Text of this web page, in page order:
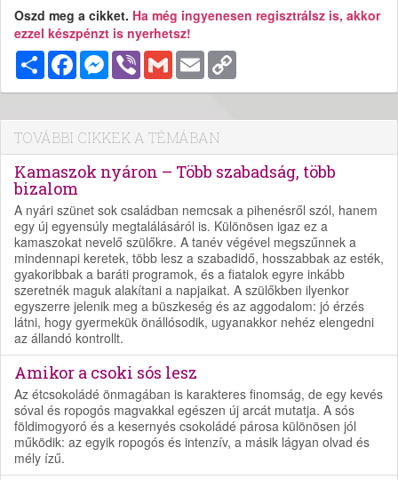
Oszd meg a cikket. Ha még ingyenesen regisztrálsz is, akkor
ezzel készpénzt is nyerhetsz!
MegosztásFacebookMessenger
Viber Gmail Email
TOVÁBBI CIKKEK A TÉMÁBAN
Kamaszok nyáron – Több szabadság, több
bizalom
A nyári szünet sok családban nemcsak a pihenésről szól, hanem
egy új egyensúly megtalálásáról is. Különösen igaz ez a
kamaszokat nevelő szülőkre. A tanév végével megszűnnek a
mindennapi keretek, több lesz a szabadidő, hosszabbak az esték,
gyakoribbak a baráti programok, és a fiatalok egyre inkább
szeretnék maguk alakítani a napjaikat. A szülőkben ilyenkor
egyszerre jelenik meg a büszkeség és az aggodalom: jó érzés
látni, hogy gyermekük önállósodik, ugyanakkor nehéz elengedni
az állandó kontrollt.
Amikor a csoki sós lesz
Az étcsokoládé önmagában is karakteres finomság, de egy kevés
sóval és ropogós magvakkal egészen új arcát mutatja. A sós
földimogyoró és a kesernyés csokoládé párosa különösen jól
működik: az egyik ropogós és intenzív, a másik lágyan olvad és
mély ízű.